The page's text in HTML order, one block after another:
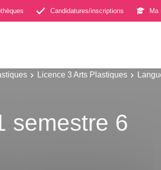
Candidatures/inscriptions Ma
Licence 3 Arts Plastiques
semestre 6